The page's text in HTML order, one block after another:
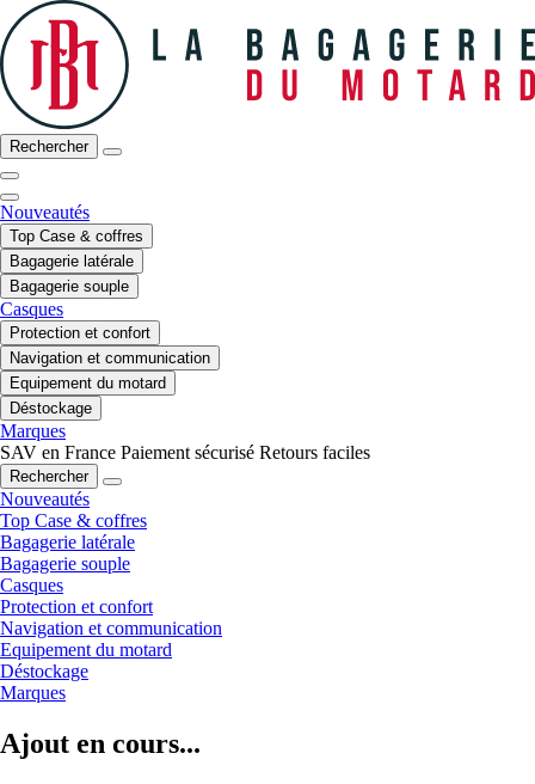
Rechercher
Nouveautés
Top Case & coffres
Bagagerie latérale
Bagagerie souple
Casques
Protection et confort
Navigation et communication
Equipement du motard
Déstockage
Marques
SAV en France Paiement sécurisé Retours faciles
Rechercher
Nouveautés
Top Case & coffres
Bagagerie latérale
Bagagerie souple
Casques
Protection et confort
Navigation et communication
Equipement du motard
Déstockage
Marques
Ajout en cours...